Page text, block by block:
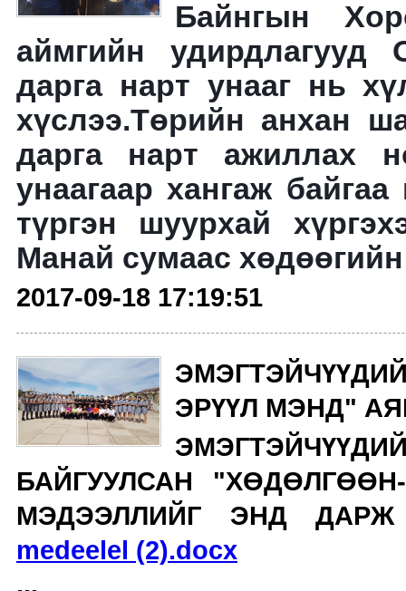
Байнгын
аймгийн удирдлагууд
дарга нарт унааг нь
хүслээ.Төрийн анхан
дарга нарт ажиллах
унаагаар хангаж
түргэн шуурхай
Манай сумаас
2017-09-18 17:19:51
ЭРҮҮЛ МЭНД"
БАЙГУУЛСАН
МЭДЭЭЛЛИЙГ ЭНД
medeelel (2).docx
...